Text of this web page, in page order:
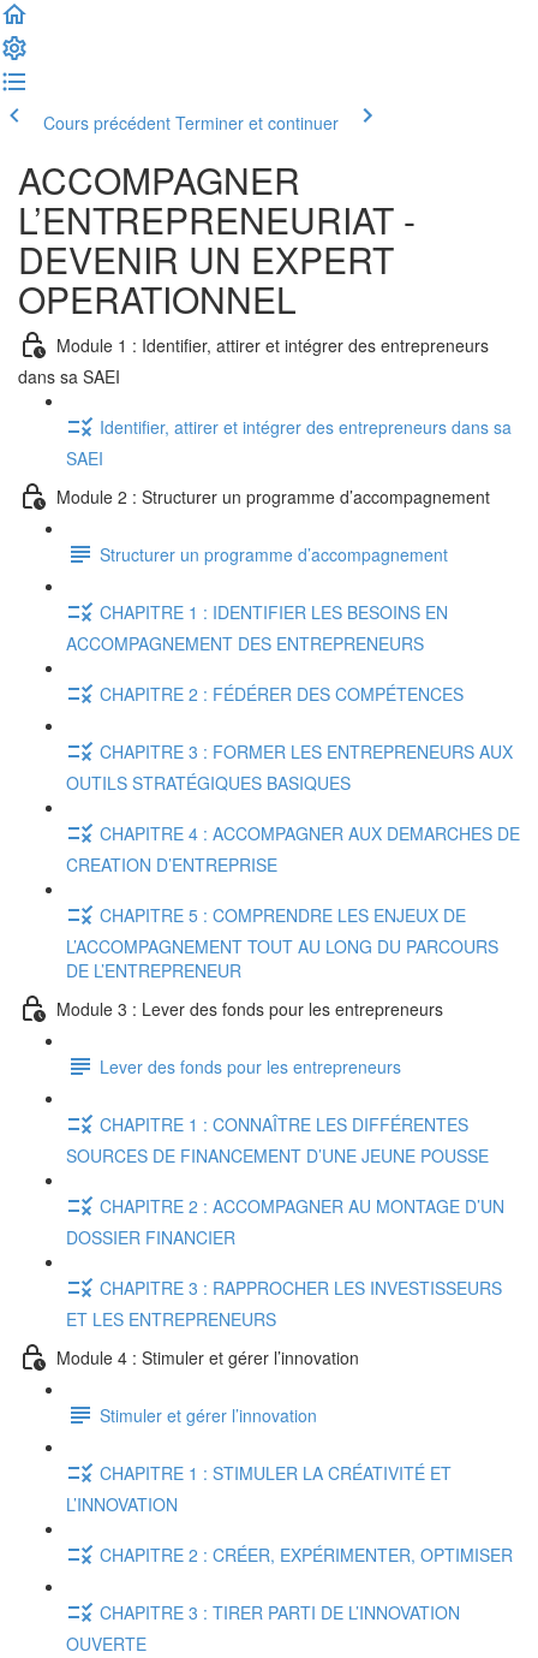
Cours précédent Terminer et continuer
ACCOMPAGNER
L’ENTREPRENEURIAT -
DEVENIR UN EXPERT
OPERATIONNEL
Module 1 : Identifier, attirer et intégrer des entrepreneurs
dans sa SAEI
Identifier, attirer et intégrer des entrepreneurs dans sa
SAEI
Module 2 : Structurer un programme d’accompagnement
Structurer un programme d’accompagnement
CHAPITRE 1 : IDENTIFIER LES BESOINS EN
ACCOMPAGNEMENT DES ENTREPRENEURS
CHAPITRE 2 : FÉDÉRER DES COMPÉTENCES
CHAPITRE 3 : FORMER LES ENTREPRENEURS AUX
OUTILS STRATÉGIQUES BASIQUES
CHAPITRE 4 : ACCOMPAGNER AUX DEMARCHES DE
CREATION D’ENTREPRISE
CHAPITRE 5 : COMPRENDRE LES ENJEUX DE
L’ACCOMPAGNEMENT TOUT AU LONG DU PARCOURS
DE L’ENTREPRENEUR
Module 3 : Lever des fonds pour les entrepreneurs
Lever des fonds pour les entrepreneurs
CHAPITRE 1 : CONNAÎTRE LES DIFFÉRENTES
SOURCES DE FINANCEMENT D’UNE JEUNE POUSSE
CHAPITRE 2 : ACCOMPAGNER AU MONTAGE D’UN
DOSSIER FINANCIER
CHAPITRE 3 : RAPPROCHER LES INVESTISSEURS
ET LES ENTREPRENEURS
Module 4 : Stimuler et gérer l’innovation
Stimuler et gérer l’innovation
CHAPITRE 1 : STIMULER LA CRÉATIVITÉ ET
L’INNOVATION
CHAPITRE 2 : CRÉER, EXPÉRIMENTER, OPTIMISER
CHAPITRE 3 : TIRER PARTI DE L’INNOVATION
OUVERTE